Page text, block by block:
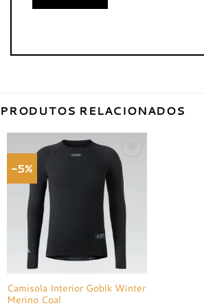
PRODUTOS RELACIONADOS
-5%
Adicionar
à lista de
Camisola Interior Gobik Winter
Merino Coal